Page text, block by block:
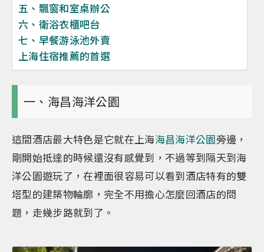
五、飄窗和室桌辦公
六、衛浴衣櫃吧台
七、早餐游泳池外賣
上海住宿推薦的首選
一、海昌海洋公園
這間酒店最大特色是它就在上海海昌海洋公園旁邊，
剛開始抵達的時候還沒有感覺到，不過等到隔天到海
洋公園遊玩了，在裡面很容易可以看到酒店特有的雙
塔型的建築物輪廓，完全不用擔心怎麼回酒店的問
題，走幾步路就到了。